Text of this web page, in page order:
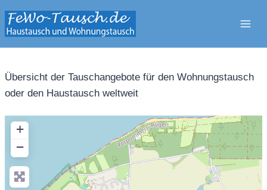
Inhalt
springen
Übersicht der Tauschangebote für den Wohnungstausch
oder den Haustausch weltweit
+
−